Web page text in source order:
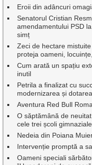
Eroii din adâncuri
Senatorul Cristian
amendamentului PSD
simț
Zeci de hectare
proteja oameni,
Cum arată un spațiu
inutil
Petrila a finalizat cu
modernizarea și
Aventura Red Bull
O săptămână de
cele trei școli
Nedeia din Poiana
Intervenție promptă a
Oameni speciali